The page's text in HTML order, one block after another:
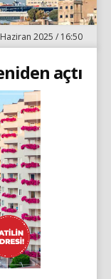
2025 / 16:50
açtı